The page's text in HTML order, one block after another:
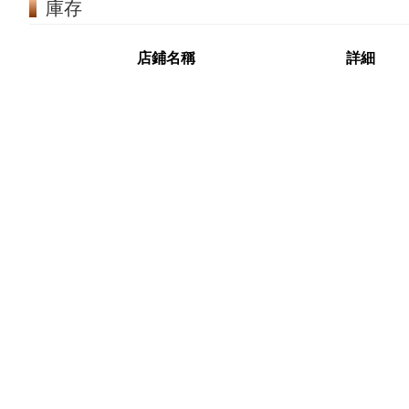
庫存
店鋪名稱 詳細